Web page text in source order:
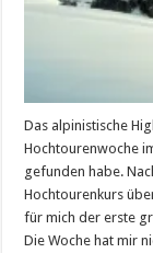
Das alpinistische
Hochtourenwoche
gefunden habe.
Hochtourenkurs
für mich der erste
Die Woche hat mir